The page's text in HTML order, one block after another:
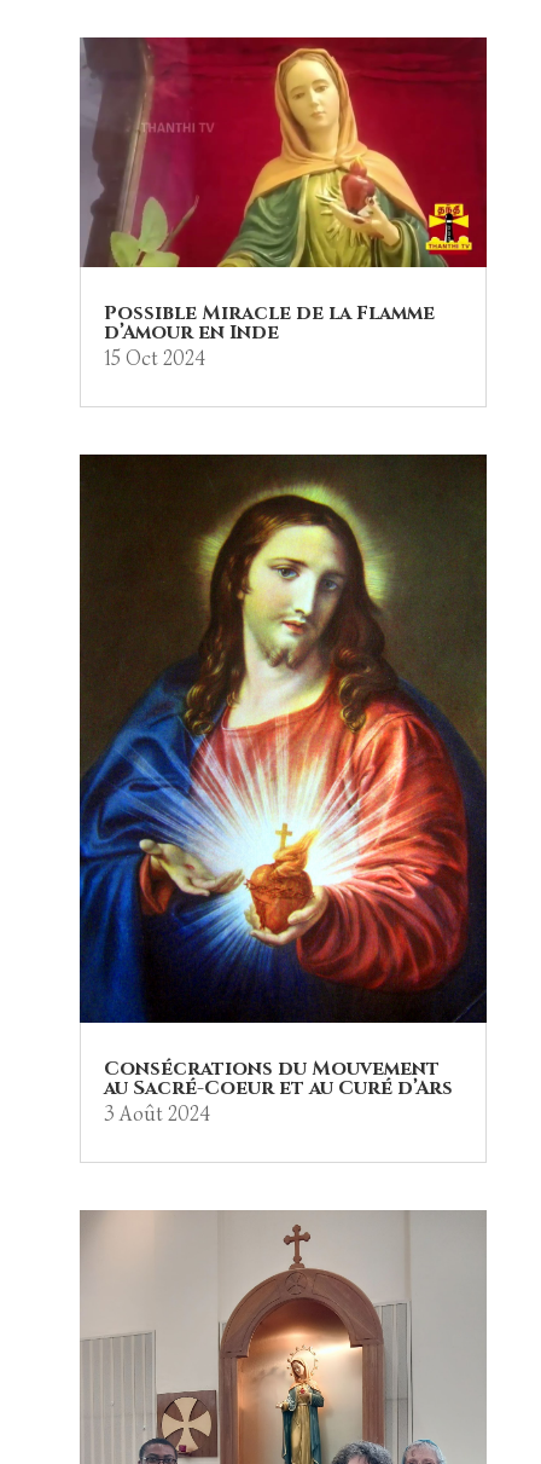
Possible Miracle de la Flamme
d’Amour en Inde
15 Oct 2024
Consécrations du Mouvement
au Sacré-Coeur et au Curé d’Ars
3 Août 2024